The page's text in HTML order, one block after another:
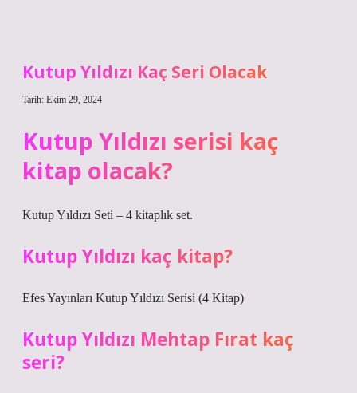
Kutup Yıldızı Kaç Seri Olacak
Tarih: Ekim 29, 2024
Kutup Yıldızı serisi kaç
kitap olacak?
Kutup Yıldızı Seti – 4 kitaplık set.
Kutup Yıldızı kaç kitap?
Efes Yayınları Kutup Yıldızı Serisi (4 Kitap)
Kutup Yıldızı Mehtap Fırat kaç
seri?